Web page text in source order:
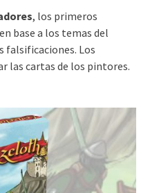
, los primeros
base a los temas del
falsificaciones. Los
las cartas de los pintores.